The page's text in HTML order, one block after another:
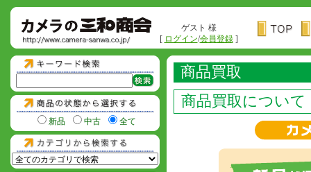
ゲスト 様
[ ログイン/会員登録]
新品 中古 全て
商品買取
商品買取について